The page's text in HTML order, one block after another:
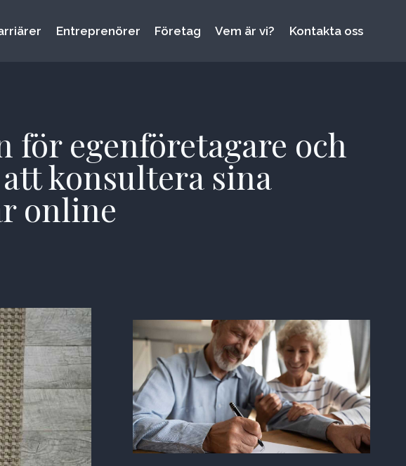
Entreprenörer Företag Vem är vi? Kontakta oss
för egenföretagare och
konsultera sina
online